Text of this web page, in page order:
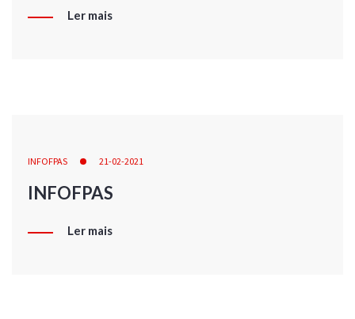
Ler mais
INFOFPAS 21-02-2021
INFOFPAS
Ler mais